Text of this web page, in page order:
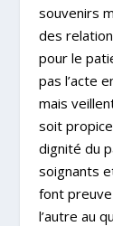
souvenirs
des
pour le
pas l’acte
mais
soit
dignité du
soignants
font
l’autre au